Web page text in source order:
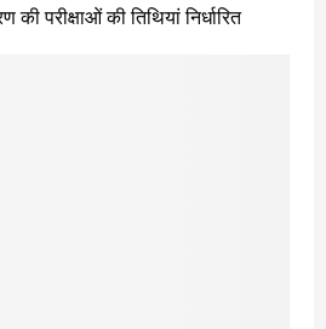
परीक्षाओं की तिथियां निर्धारित